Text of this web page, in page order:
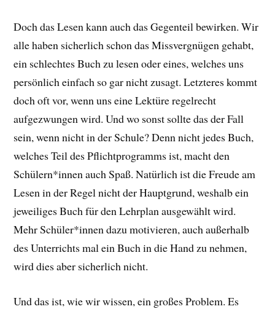
Doch das Lesen kann auch das Gegenteil bewirken. Wir
alle haben sicherlich schon das Missvergnügen gehabt,
ein schlechtes Buch zu lesen oder eines, welches uns
persönlich einfach so gar nicht zusagt. Letzteres kommt
doch oft vor, wenn uns eine Lektüre regelrecht
aufgezwungen wird. Und wo sonst sollte das der Fall
sein, wenn nicht in der Schule? Denn nicht jedes Buch,
welches Teil des Pflichtprogramms ist, macht den
Schülern*innen auch Spaß. Natürlich ist die Freude am
Lesen in der Regel nicht der Hauptgrund, weshalb ein
jeweiliges Buch für den Lehrplan ausgewählt wird.
Mehr Schüler*innen dazu motivieren, auch außerhalb
des Unterrichts mal ein Buch in die Hand zu nehmen,
wird dies aber sicherlich nicht.
Und das ist, wie wir wissen, ein großes Problem. Es